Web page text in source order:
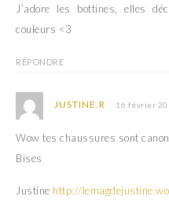
J’adore les bottines, elles
couleurs <3
RÉPONDRE
JUSTINE.R 16 février
Wow tes chaussures sont
Bises
Justine http://